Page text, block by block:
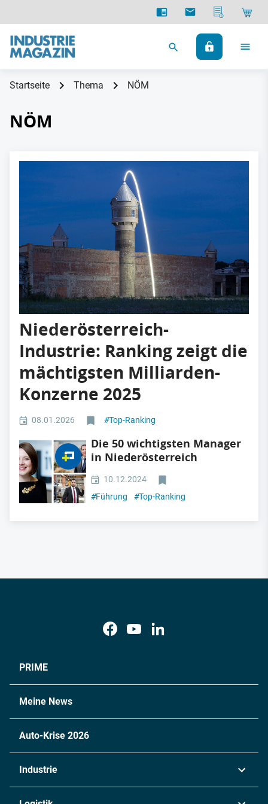
Startseite Thema NÖM
NÖM
Niederösterreich-
Industrie: Ranking zeigt die
mächtigsten Milliarden-
Konzerne 2025
08.01.2026 #Top-Ranking
Die 50 wichtigsten Manager
in Niederösterreich
10.12.2024
#Führung #Top-Ranking
PRIME
Meine News
Auto-Krise 2026
Industrie